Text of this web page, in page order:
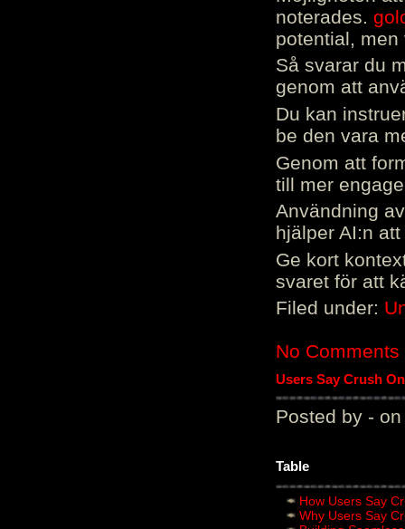
noterades.
potential, men
Så svarar du
genom att
Du kan
be den vara
Genom att
till mer
Användning
hjälper AI:n
Ge kort
svaret för att
Filed under:
No Comments
Users Say Crush
Posted by - on
Table
How Users Say
Why Users Say